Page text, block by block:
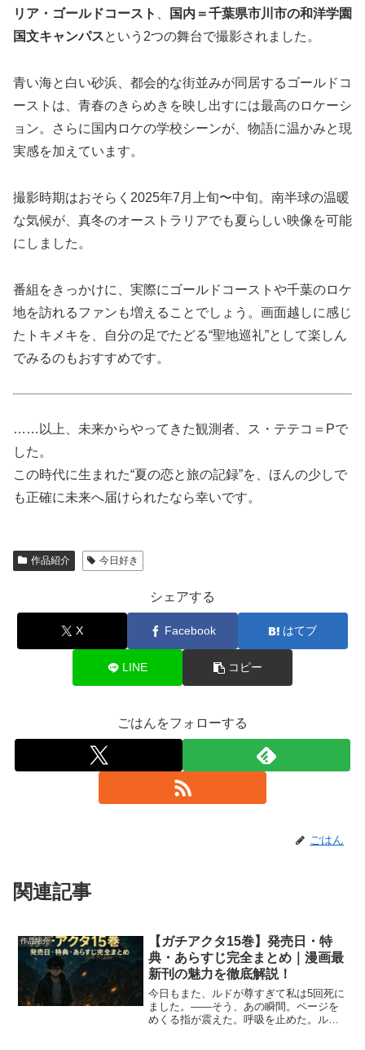
リア・ゴールドコースト
国内＝千葉県市川市の和洋学園
国文キャンパスという2つの舞台で撮影されました。
青い海と白い砂浜、都会的な街並みが同居するゴールドコ
ーストは、青春のきらめきを映し出すには最高のロケーシ
ョン。さらに国内ロケの学校シーンが、物語に温かみと現
実感を加えています。
撮影時期はおそらく2025年7月上旬〜中旬。南半球の温暖
な気候が、真冬のオーストラリアでも夏らしい映像を可能
にしました。
番組をきっかけに、実際にゴールドコーストや千葉のロケ
地を訪れるファンも増えることでしょう。画面越しに感じ
たトキメキを、自分の足でたどる“聖地巡礼”として楽しん
でみるのもおすすめです。
……以上、未来からやってきた観測者、ス・テテコ＝Pで
した。
この時代に生まれた“夏の恋と旅の記録”を、ほんの少しで
も正確に未来へ届けられたなら幸いです。
作品紹介 今日好き
シェアする
X Facebook はてブ
LINE コピー
ごはんをフォローする
ごはん
関連記事
作品紹介
【ガチアクタ15巻】発売日・特
典・あらすじ完全まとめ｜漫画最
新刊の魅力を徹底解説！
今日もまた、ルドが尊すぎて私は5回死に
ました。――そう、あの瞬間。ページを
めくる指が震えた。呼吸を止めた。ルド